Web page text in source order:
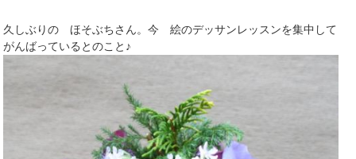
久しぶりの ほそぶちさん。今 絵のデッサンレッスンを集中して
がんばっているとのこと♪